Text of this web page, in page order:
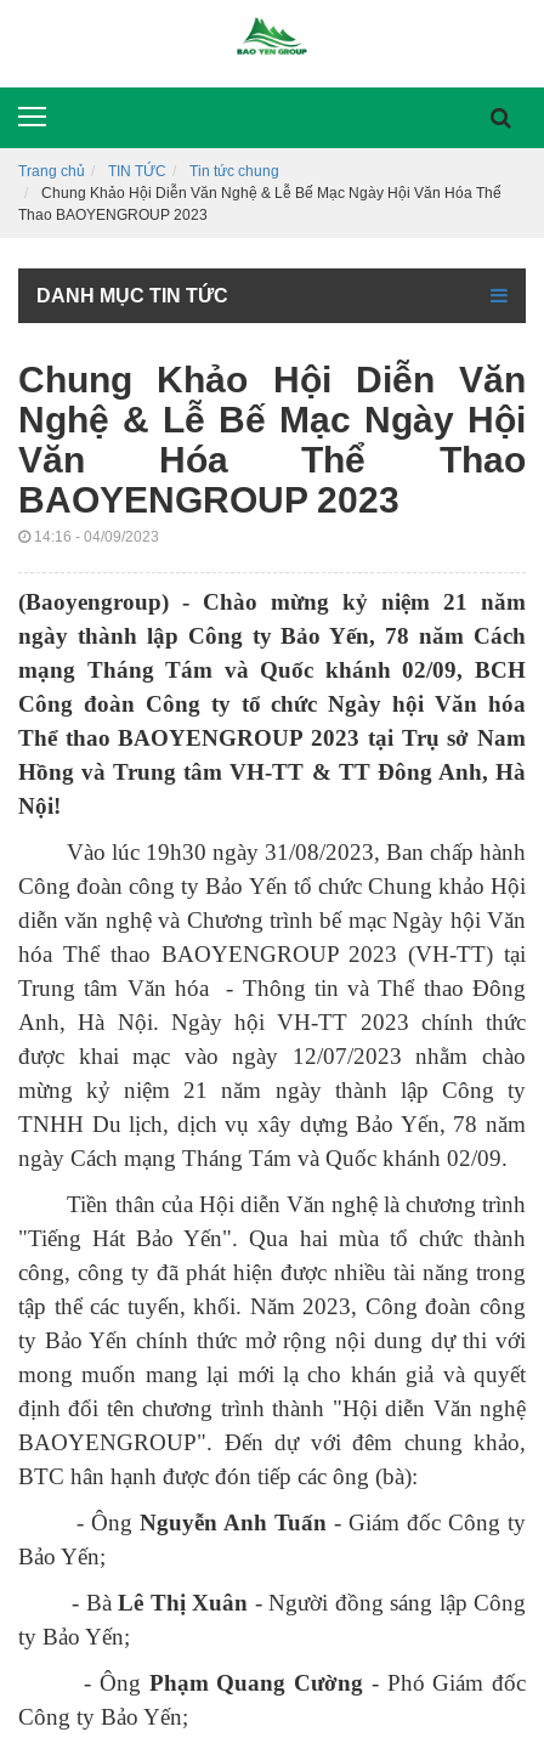
Trang chủ TIN TỨC
Tin tức chung
Chung Khảo Hội Diễn Văn Nghệ & Lễ Bế Mạc Ngày Hội Văn Hóa Thể
Thao BAOYENGROUP 2023
DANH MỤC TIN TỨC
Chung Khảo Hội Diễn Văn
Nghệ & Lễ Bế Mạc Ngày Hội
Văn Hóa Thể Thao
BAOYENGROUP 2023
14:16 - 04/09/2023
(Baoyengroup) - Chào mừng kỷ niệm 21 năm
ngày thành lập Công ty Bảo Yến, 78 năm Cách
mạng Tháng Tám và Quốc khánh 02/09, BCH
Công đoàn Công ty tổ chức Ngày hội Văn hóa
Thể thao BAOYENGROUP 2023 tại Trụ sở Nam
Hồng và Trung tâm VH-TT & TT Đông Anh, Hà
Nội!
Vào lúc 19h30 ngày 31/08/2023, Ban chấp hành
Công đoàn công ty Bảo Yến tổ chức Chung khảo Hội
diễn văn nghệ và Chương trình bế mạc Ngày hội Văn
hóa Thể thao BAOYENGROUP 2023 (VH-TT) tại
Trung tâm Văn hóa - Thông tin và Thể thao Đông
Anh, Hà Nội. Ngày hội VH-TT 2023 chính thức
được khai mạc vào ngày 12/07/2023 nhằm chào
mừng kỷ niệm 21 năm ngày thành lập Công ty
TNHH Du lịch, dịch vụ xây dựng Bảo Yến, 78 năm
ngày Cách mạng Tháng Tám và Quốc khánh 02/09.
Tiền thân của Hội diễn Văn nghệ là chương trình
"Tiếng Hát Bảo Yến". Qua hai mùa tổ chức thành
công, công ty đã phát hiện được nhiều tài năng trong
tập thể các tuyến, khối. Năm 2023, Công đoàn công
ty Bảo Yến chính thức mở rộng nội dung dự thi với
mong muốn mang lại mới lạ cho khán giả và quyết
định đổi tên chương trình thành "Hội diễn Văn nghệ
BAOYENGROUP". Đến dự với đêm chung khảo,
BTC hân hạnh được đón tiếp các ông (bà):
- Ông Nguyễn Anh Tuấn - Giám đốc Công ty
Bảo Yến;
- Bà Lê Thị Xuân - Người đồng sáng lập Công
ty Bảo Yến;
- Ông Phạm Quang Cường - Phó Giám đốc
Công ty Bảo Yến;